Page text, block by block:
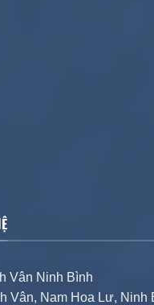
Vân Ninh Bình
Vân, Nam Hoa Lư, Ninh